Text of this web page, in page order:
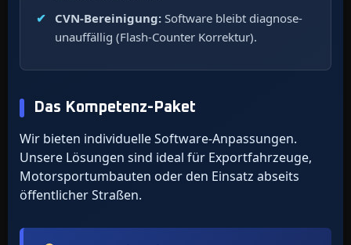
CVN-Bereinigung: Software bleibt diagnose-
unauffällig (Flash-Counter Korrektur).
Das Kompetenz-Paket
Wir bieten individuelle Software-Anpassungen.
Unsere Lösungen sind ideal für Exportfahrzeuge,
Motorsportumbauten oder den Einsatz abseits
öffentlicher Straßen.